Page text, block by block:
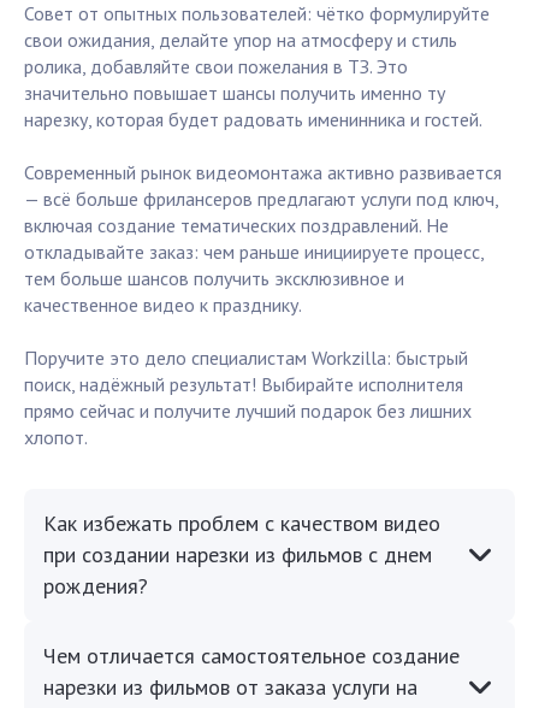
Совет от опытных пользователей: чётко формулируйте
свои ожидания, делайте упор на атмосферу и стиль
ролика, добавляйте свои пожелания в ТЗ. Это
значительно повышает шансы получить именно ту
нарезку, которая будет радовать именинника и гостей.
Современный рынок видеомонтажа активно развивается
— всё больше фрилансеров предлагают услуги под ключ,
включая создание тематических поздравлений. Не
откладывайте заказ: чем раньше инициируете процесс,
тем больше шансов получить эксклюзивное и
качественное видео к празднику.
Поручите это дело специалистам Workzilla: быстрый
поиск, надёжный результат! Выбирайте исполнителя
прямо сейчас и получите лучший подарок без лишних
хлопот.
Как избежать проблем с качеством видео
при создании нарезки из фильмов с днем
рождения?
Чем отличается самостоятельное создание
нарезки из фильмов от заказа услуги на